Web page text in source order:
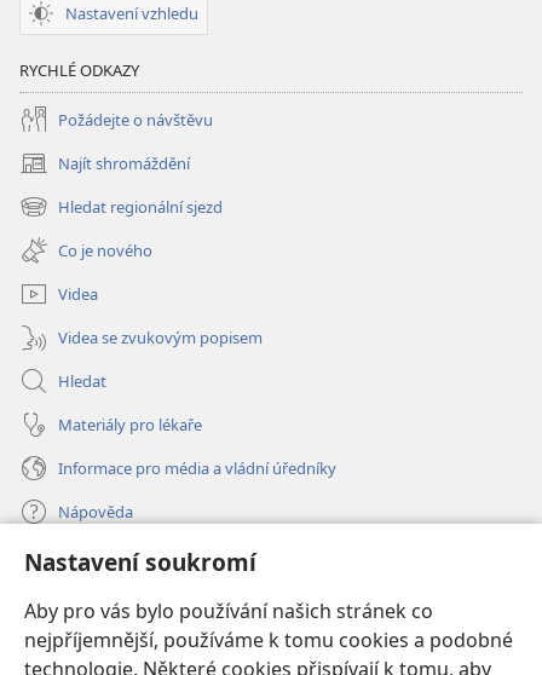
Nastavení soukromí
Aby pro vás bylo používání našich stránek co
nejpříjemnější, používáme k tomu cookies a podobné
technologie. Některé cookies přispívají k tomu, aby
Nastavení vzhledu
RYCHLÉ ODKAZY
Požádejte o návštěvu
Najít shromáždění
(otevřeno
nové
okno)
Hledat regionální sjezd
(otevřeno
nové
okno)
Co je nového
Videa
Videa se zvukovým popisem
Hledat
Materiály pro lékaře
Informace pro média a vládní úředníky
Nápověda
Dary
nové
okno) ONLINE KNIHOVNA Strážné věže
(otevřeno